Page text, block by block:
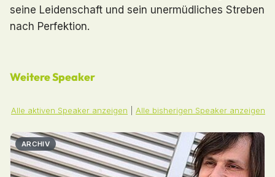
seine Leidenschaft und sein unermüdliches Streben
nach Perfektion.
Weitere Speaker
Alle aktiven Speaker anzeigen Alle bisherigen Speaker anzeigen
ARCHIV